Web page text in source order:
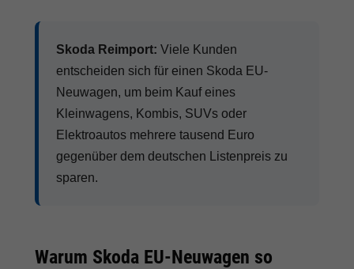
Skoda Reimport: Viele Kunden
entscheiden sich für einen Skoda EU-
Neuwagen, um beim Kauf eines
Kleinwagens, Kombis, SUVs oder
Elektroautos mehrere tausend Euro
gegenüber dem deutschen Listenpreis zu
sparen.
Warum Skoda EU-Neuwagen so